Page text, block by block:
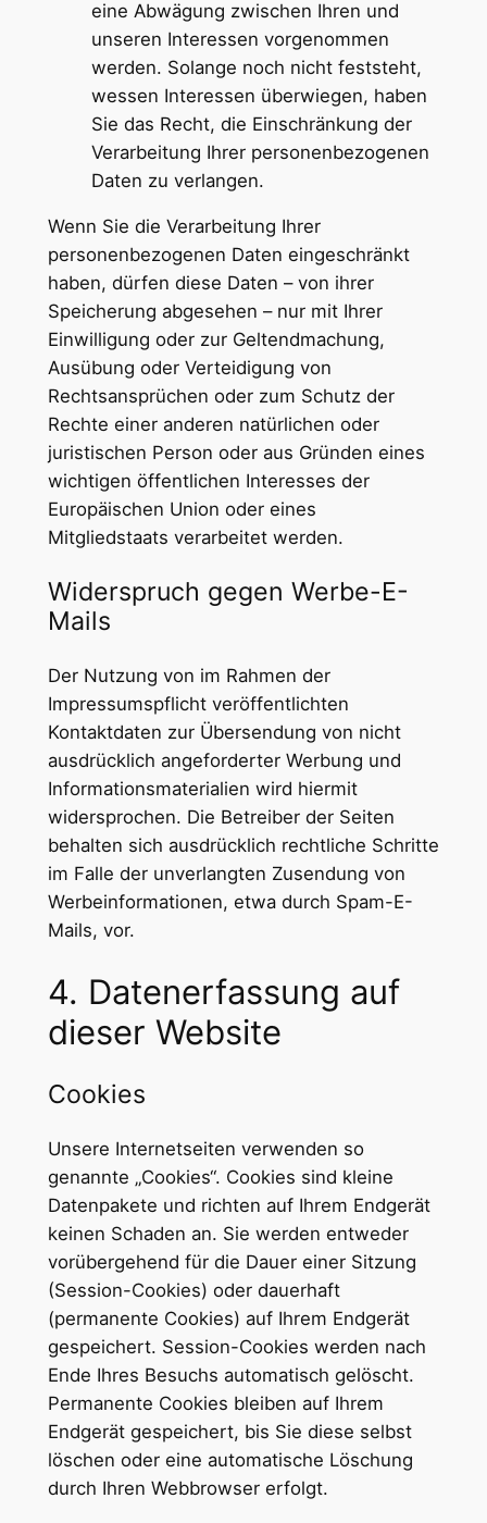
eine Abwägung zwischen Ihren und
unseren Interessen vorgenommen
werden. Solange noch nicht feststeht,
wessen Interessen überwiegen, haben
Sie das Recht, die Einschränkung der
Verarbeitung Ihrer personenbezogenen
Daten zu verlangen.
Wenn Sie die Verarbeitung Ihrer
personenbezogenen Daten eingeschränkt
haben, dürfen diese Daten – von ihrer
Speicherung abgesehen – nur mit Ihrer
Einwilligung oder zur Geltendmachung,
Ausübung oder Verteidigung von
Rechtsansprüchen oder zum Schutz der
Rechte einer anderen natürlichen oder
juristischen Person oder aus Gründen eines
wichtigen öffentlichen Interesses der
Europäischen Union oder eines
Mitgliedstaats verarbeitet werden.
Widerspruch gegen Werbe-E-
Mails
Der Nutzung von im Rahmen der
Impressumspflicht veröffentlichten
Kontaktdaten zur Übersendung von nicht
ausdrücklich angeforderter Werbung und
Informationsmaterialien wird hiermit
widersprochen. Die Betreiber der Seiten
behalten sich ausdrücklich rechtliche Schritte
im Falle der unverlangten Zusendung von
Werbeinformationen, etwa durch Spam-E-
Mails, vor.
4. Datenerfassung auf
dieser Website
Cookies
Unsere Internetseiten verwenden so
genannte „Cookies“. Cookies sind kleine
Datenpakete und richten auf Ihrem Endgerät
keinen Schaden an. Sie werden entweder
vorübergehend für die Dauer einer Sitzung
(Session-Cookies) oder dauerhaft
(permanente Cookies) auf Ihrem Endgerät
gespeichert. Session-Cookies werden nach
Ende Ihres Besuchs automatisch gelöscht.
Permanente Cookies bleiben auf Ihrem
Endgerät gespeichert, bis Sie diese selbst
löschen oder eine automatische Löschung
durch Ihren Webbrowser erfolgt.